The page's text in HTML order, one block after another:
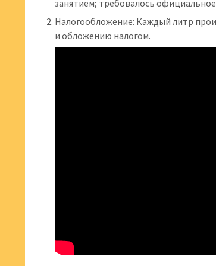
занятием; требовалось
Налогообложение: Каждый литр
и обложению налогом.